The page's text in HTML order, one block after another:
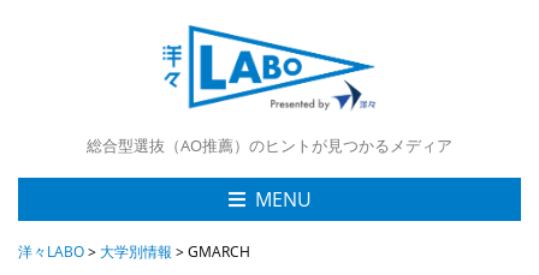
総合型選抜（AO推薦）のヒントが見つかるメディア
MENU
洋々LABO>大学別情報 >GMARCH